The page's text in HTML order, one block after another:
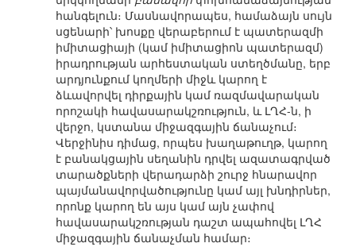
հանգելուն։ Մասնավորապես, համաձայն սույն
սցենարի՝ խոսքը վերաբերում է պատերազմի
իմիտացիայի (կամ իմիտացիոն պատերազմ)
իրադրության արհեստական ստեղծմանը, երբ
արդյունքում կողմերի միջև կարող է
ձևավորվել դիրքային կամ ռազմավարական
որոշակի հավասարակշռություն, և ԼՂՀ-ն, ի
վերջո, կստանա միջազգային ճանաչում։
Վերջինիս դիմաց, որպես խաղաթուղթ, կարող
է բանակցային սեղանին դրվել ազատագրված
տարածքների վերադարձի շուրջ հնարավոր
պայմանավորվածությունը կամ այլ խնդիրներ,
որոնք կարող են այս կամ այն չափով
հավասարակշռության դաշտ ապահովել ԼՂՀ
միջազգային ճանաչման համար։